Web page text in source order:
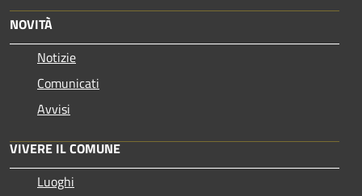
NOVITÀ
Notizie
Comunicati
Avvisi
VIVERE IL COMUNE
Luoghi